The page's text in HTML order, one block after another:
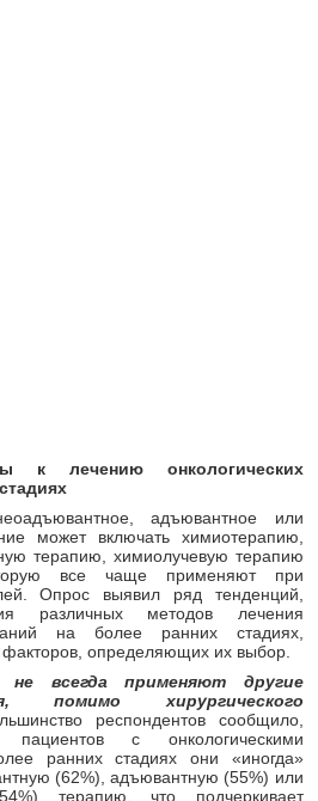
к лечению онкологических
адъювантное или
может включать химиотерапию,
терапию, химиолучевую терапию
все чаще применяют при
Опрос выявил ряд тенденций,
различных методов лечения
на более ранних стадиях,
определяющих их выбор.
не всегда применяют другие
помимо хирургического
респондентов сообщило,
с онкологическими
ранних стадиях они «иногда»
(62%), адъювантную (55%) или
терапию, что подчеркивает